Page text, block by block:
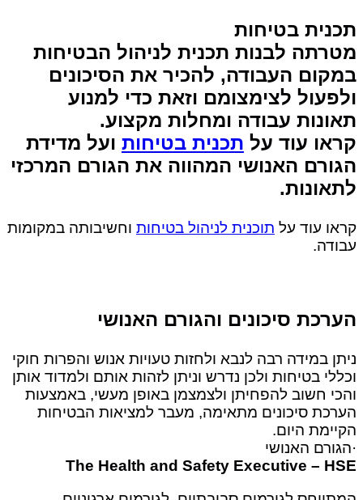
תכנית בטיחות
מטרתה לבנות תכנית לניהול הבטיחות
במקום העבודה, להכיר את הסיכונים
ולפעול לצימצומם וזאת כדי למנוע
תאונות עבודה ומחלות מקצוע.
קראו עוד על תכנית בטיחות ועל מדידת
הגורם האנושי המהווה את הגורם המרכזי
לתאונות.
קראו עוד על תוכנית לניהול בטיחות וחשיבותה במקומות
עבודה.
הערכת סיכונים והגורם האנושי
ניתן­ במידה רבה לנבא ולחזות טעויות אנוש והפרות חוקי
וכללי בטיחות ולכן נדרש וניתן­ לזהות אותם ולמדוד אותן
והכי חשוב להפחיתן ולצמצמן באופן מעשי, באמצעות
הערכת סיכונים מתאימה, מעבר למציאות הבטיחות
הקיימת היום.
·הגורם האנושי
The Health and Safety Executive – HSE